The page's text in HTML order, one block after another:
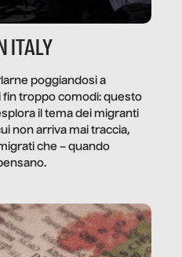
ITALY
poggiandosi a
troppo comodi: questo
il tema dei migranti
non arriva mai traccia,
che – quando